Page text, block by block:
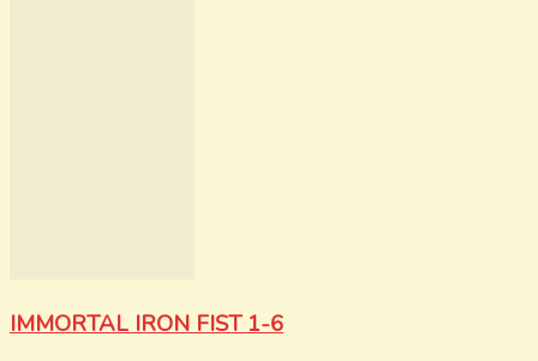
IMMORTAL IRON FIST 1-6